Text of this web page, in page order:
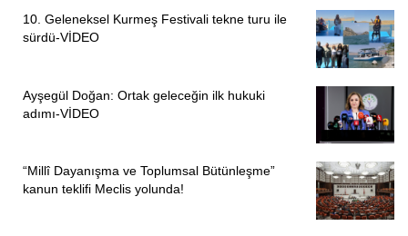
10. Geleneksel Kurmeş Festivali tekne turu ile
sürdü-VİDEO
Ayşegül Doğan: Ortak geleceğin ilk hukuki
adımı-VİDEO
“Millî Dayanışma ve Toplumsal Bütünleşme”
kanun teklifi Meclis yolunda!